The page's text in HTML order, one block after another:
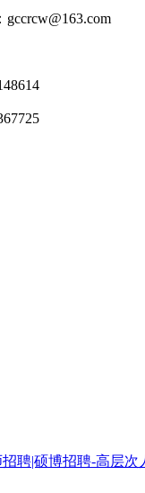
： gccrcw@163.com